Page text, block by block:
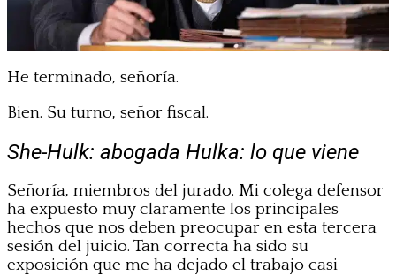
He terminado, señoría.
Bien. Su turno, señor fiscal.
She-Hulk: abogada Hulka: lo que viene
Señoría, miembros del jurado. Mi colega defensor
ha expuesto muy claramente los principales
hechos que nos deben preocupar en esta tercera
sesión del juicio. Tan correcta ha sido su
exposición que me ha dejado el trabajo casi